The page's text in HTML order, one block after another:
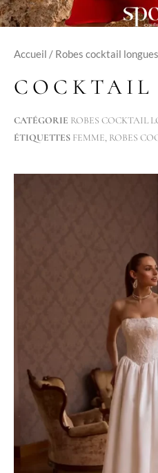
Accueil / Robes cocktail longues
COCKTAIL
CATÉGORIE ROBES COCKTAIL
ÉTIQUETTES FEMME, ROBES